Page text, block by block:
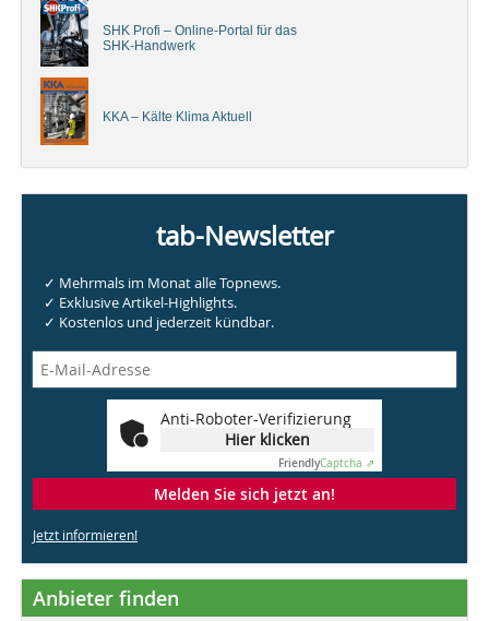
SHK Profi – Online-Portal für das
SHK-Handwerk
KKA – Kälte Klima Aktuell
tab-Newsletter
✓ Mehrmals im Monat alle Topnews.
✓ Exklusive Artikel-Highlights.
✓ Kostenlos und jederzeit kündbar.
Anti-Roboter-Verifizierung
Hier klicken
FriendlyCaptcha ⇗
Melden Sie sich jetzt an!
Jetzt informieren!
Anbieter finden